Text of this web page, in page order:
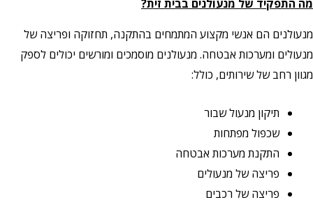
מה התפקיד של מנעולנים בבית זית?
מנעולנים הם אנשי מקצוע המתמחים בהתקנה, תחזוקה ופריצה של
מנעולים ומערכות אבטחה. מנעולנים מוסמכים ומורשים יכולים לספק
מגוון רחב של שירותים, כולל:
תיקון מנעול שבור
שכפול מפתחות
התקנת מערכות אבטחה
פריצה של מנעולים
פריצה של רכבים